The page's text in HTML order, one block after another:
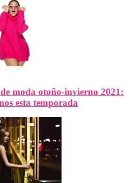
moda otoño-invierno 2021:
esta temporada